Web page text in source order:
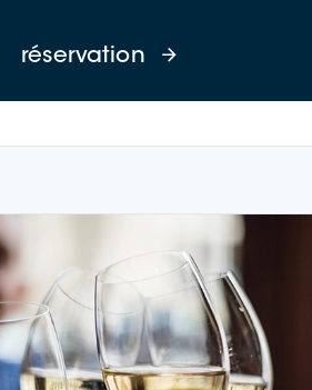
réservationà propos de la